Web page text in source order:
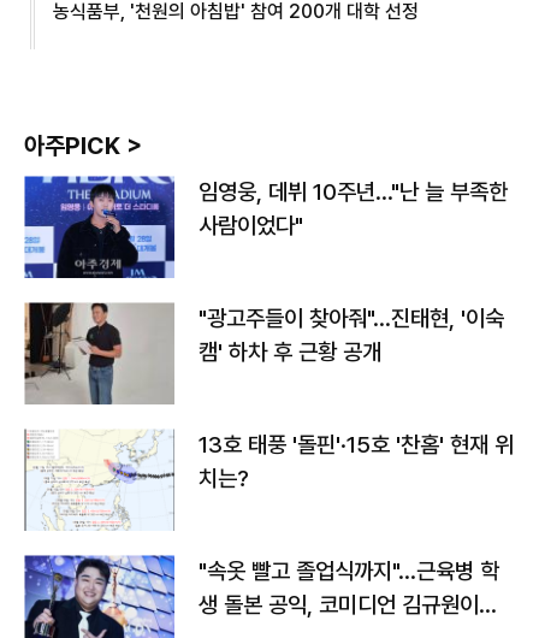
농식품부, '천원의 아침밥' 참여 200개 대학 선정
아주PICK >
임영웅, 데뷔 10주년…"난 늘 부족한
사람이었다"
"광고주들이 찾아줘"…진태현, '이숙
캠' 하차 후 근황 공개
13호 태풍 '돌핀'·15호 '찬홈' 현재 위
치는?
"속옷 빨고 졸업식까지"…근육병 학
생 돌본 공익, 코미디언 김규원이었